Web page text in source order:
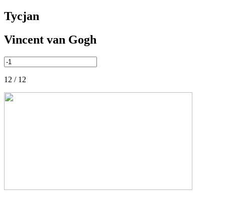
Tycjan
Vincent van Gogh
12 / 12